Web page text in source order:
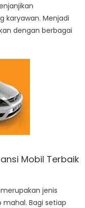
karyawan. Menjadi
dengan berbagai
Mobil Terbaik
jenis
Bagi setiap